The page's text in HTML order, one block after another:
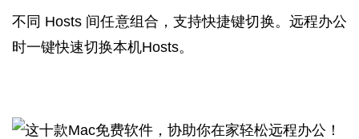
不同 Hosts 间任意组合，支持快捷键切换。远程办公
时一键快速切换本机Hosts。